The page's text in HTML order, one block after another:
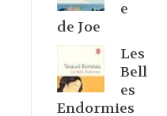
e
de Joe
Les
Bell
es
Endormies